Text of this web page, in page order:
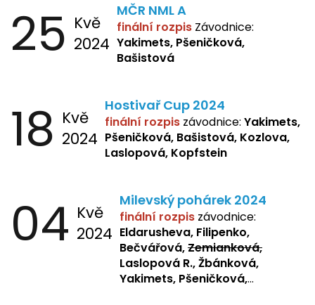
25 Kvě
2024
MČR NML A
finální rozpis Závodnice:
Yakimets, Pšeničková,
Bašistová
18 Kvě
2024
Hostivař Cup 2024
finální rozpis závodnice: Yakimets,
Pšeničková, Bašistová, Kozlova,
Laslopová, Kopfstein
04 Kvě
2024
Milevský pohárek 2024
finální rozpis závodnice:
Eldarusheva, Filipenko,
Bečvářová,Zemianková,
Laslopová R., Žbánková,
Yakimets, Pšeničková,